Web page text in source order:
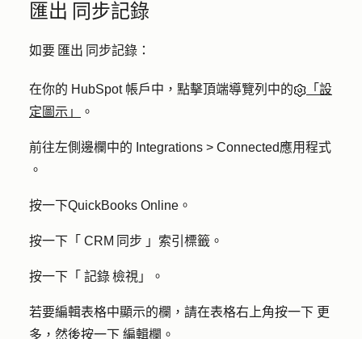
匯出 同步記錄
如要 匯出 同步記錄：
在你的 HubSpot 帳戶中，點擊頂端導覽列中的
「設
定圖示」
。
前往左側邊欄中的 Integrations > Connected應用程式
。
按一下QuickBooks Online 。
按一下「 CRM 同步 」索引標籤。
按一下「 記錄 檢視 」。
若要編輯表格中顯示的欄，請在表格右上角按一下 更
多 ，然後按一下 編輯欄 。